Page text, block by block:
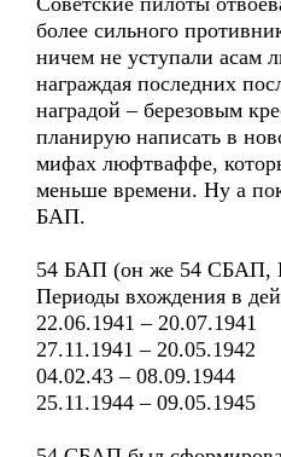
более сильного
ничем не уступали асам
награждая последних
наградой – березовым
планирую написать в
мифах люфтваффе,
меньше времени. Ну а
БАП.
54 БАП (он же 54
Периоды вхождения в
22.06.1941 – 20.07.1941
27.11.1941 – 20.05.1942
04.02.43 – 08.09.1944
25.11.1944 – 09.05.1945